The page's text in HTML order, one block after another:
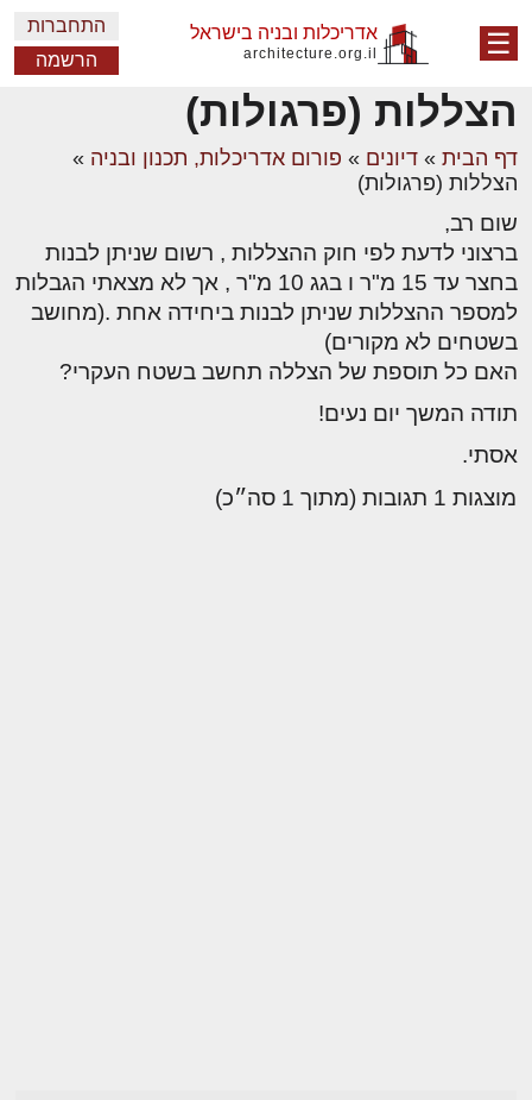
☰ אדריכלות ובניה בישראל
architecture.org.il
התחברות
הרשמה
הצללות (פרגולות)
דף הבית » דיונים » פורום אדריכלות, תכנון ובניה »
הצללות (פרגולות)
שום רב,
ברצוני לדעת לפי חוק ההצללות , רשום שניתן לבנות
בחצר עד 15 מ"ר ו בגג 10 מ"ר , אך לא מצאתי הגבלות
למספר ההצללות שניתן לבנות ביחידה אחת .(מחושב
בשטחים לא מקורים)
האם כל תוספת של הצללה תחשב בשטח העקרי?
תודה המשך יום נעים!
אסתי.
מוצגות 1 תגובות (מתוך 1 סה״כ)